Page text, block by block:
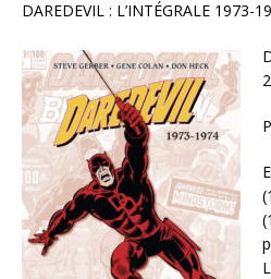
DAREDEVIL : L’INTÉGRALE 1973-